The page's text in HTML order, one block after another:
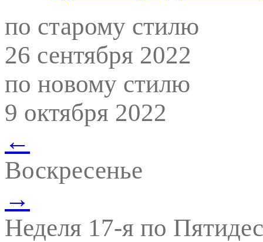
по старому стилю
26 сентября 2022
по новому стилю
9 октября 2022
←
Воскресенье
→
Неделя 17-я по